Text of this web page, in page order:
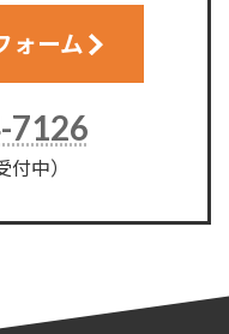
ォーム
7126
付中）